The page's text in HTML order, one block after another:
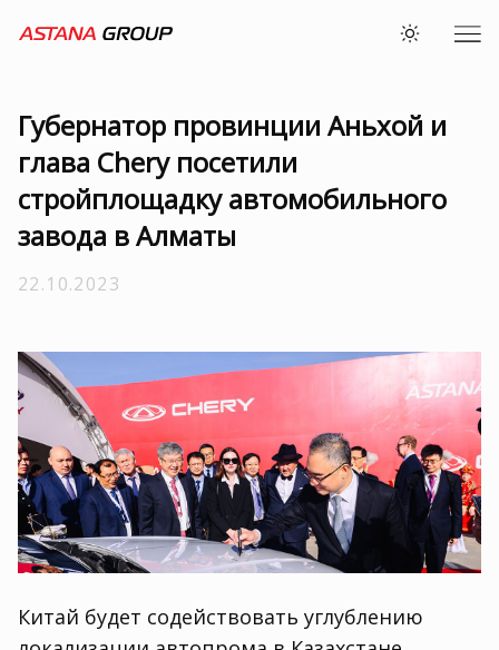
Губернатор провинции Аньхой и
глава Chery посетили
стройплощадку автомобильного
завода в Алматы
22.10.2023
Китай будет содействовать углублению